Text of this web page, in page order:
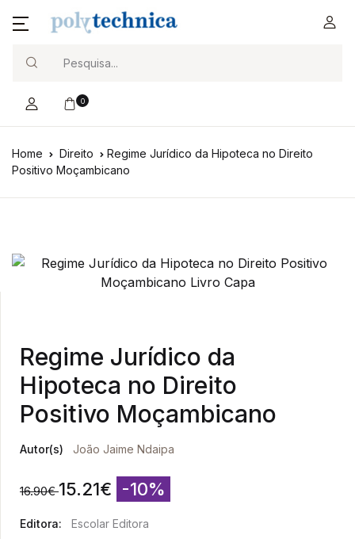
0
Home Direito
Regime Jurídico da Hipoteca no Direito
Positivo Moçambicano
Regime Jurídico da
Hipoteca no Direito
Positivo Moçambicano
Autor(s) João Jaime Ndaipa
16.90€ 15.21€ -10%
Editora:
Escolar Editora